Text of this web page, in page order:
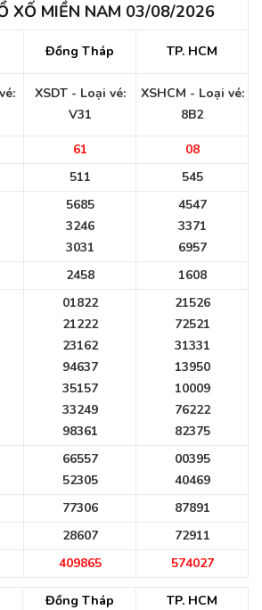
XỐ MIỀN NAM 03/08/2026
Đồng Tháp TP. HCM
XSDT - Loại vé:
V31
XSHCM - Loại vé:
8B2
61
08
511 545
5685
3246
3031
4547
3371
6957
2458 1608
01822
21222
23162
94637
35157
33249
98361
21526
72521
31331
13950
10009
76222
82375
66557
52305
00395
40469
77306
87891
28607
72911
409865 574027
Đồng Tháp
TP. HCM